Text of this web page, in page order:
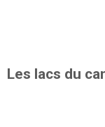
Les lacs du